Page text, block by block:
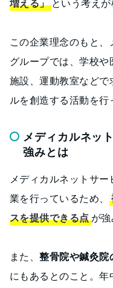
増える」という考えが
この企業理念のもと
グループでは、学校
施設、運動教室など
ルを創造する活動を行
メディカルネッ
強みとは
メディカルネットサ
業を行っているため、
スを提供できる点が強
また、整骨院や鍼灸院
にもあるとのこと。